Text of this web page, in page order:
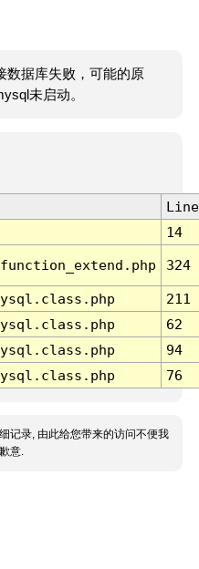
数据库失败，可能的原
未启动。
Line
14
324
211
62
94
76
记录, 由此给您带来的访问不便我
意.